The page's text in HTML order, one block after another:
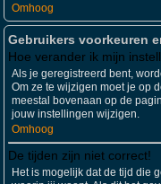
Omhoog
Gebruikers voorkeuren
Hoe verander ik mijn
Als je geregistreerd bent,
Om ze te wijzigen moet je op
meestal bovenaan op de
jouw instellingen wijzigen.
Omhoog
De tijden zijn niet correct!
Het is mogelijk dat de tijd die